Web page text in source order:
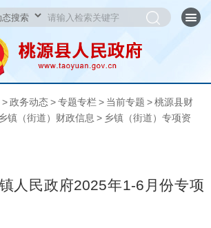
> 政务动态 > 专题专栏 > 当前专题 > 桃源县财
乡镇（街道）财政信息 > 乡镇（街道）专项资
人民政府2025年1-6月份专项